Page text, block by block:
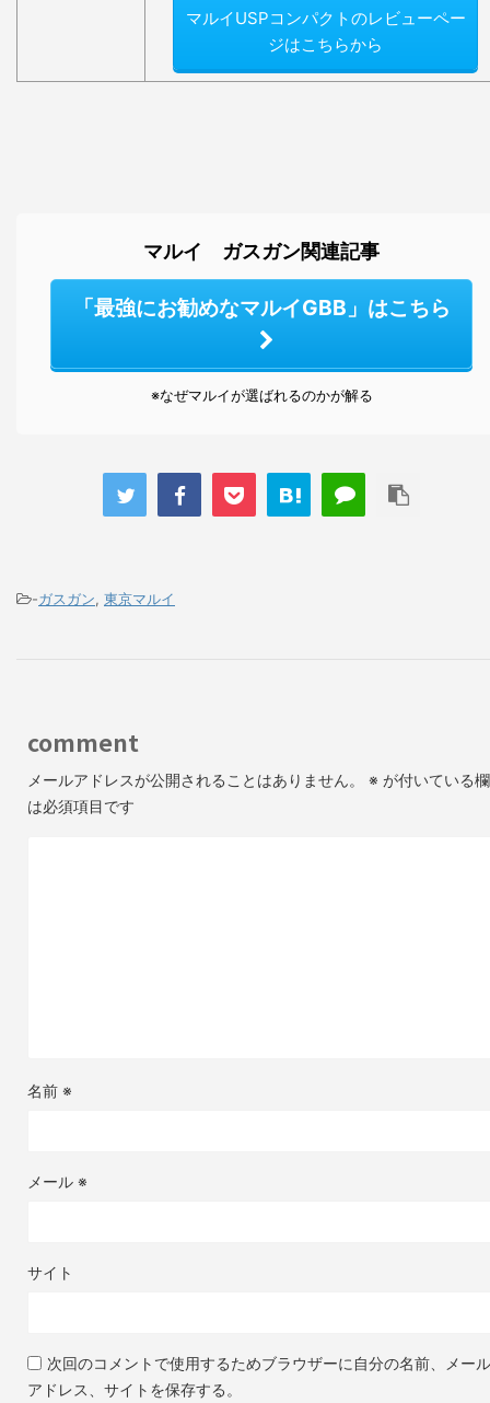
マルイUSPコンパクトのレビューペー
ジはこちらから
マルイ ガスガン関連記事
「最強にお勧めなマルイGBB」はこちら
※なぜマルイが選ばれるのかが解る
-ガスガン, 東京マルイ
comment
メールアドレスが公開されることはありません。 ※ が付いている欄
は必須項目です
名前 ※
メール ※
サイト
次回のコメントで使用するためブラウザーに自分の名前、メール
アドレス、サイトを保存する。